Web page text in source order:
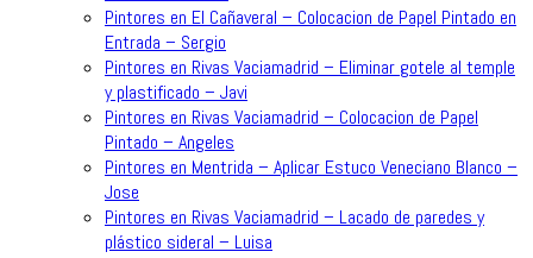
Pintores en El Cañaveral – Colocacion de Papel Pintado en
Entrada – Sergio
Pintores en Rivas Vaciamadrid – Eliminar gotele al temple
y plastificado – Javi
Pintores en Rivas Vaciamadrid – Colocacion de Papel
Pintado – Angeles
Pintores en Mentrida – Aplicar Estuco Veneciano Blanco –
Jose
Pintores en Rivas Vaciamadrid – Lacado de paredes y
plástico sideral – Luisa